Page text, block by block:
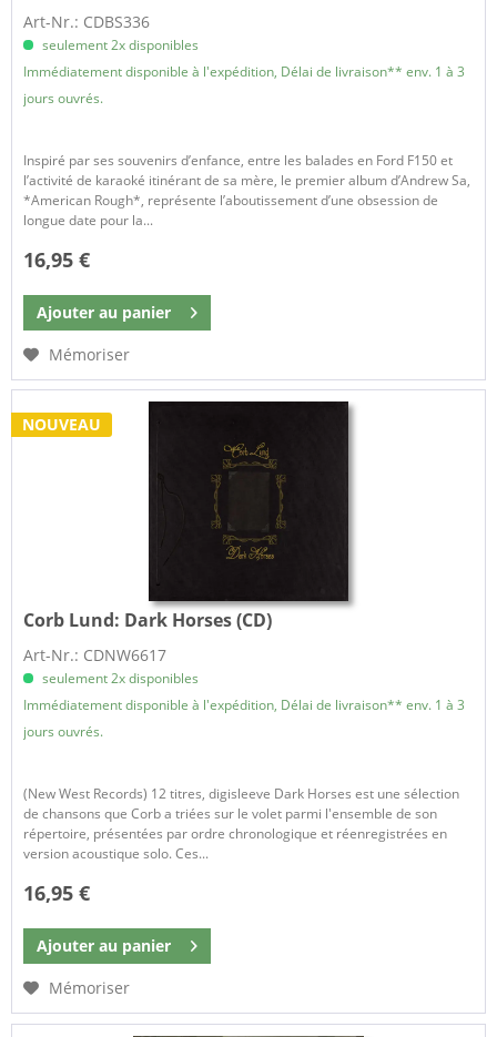
Art-Nr.: CDBS336
seulement 2x disponibles
Immédiatement disponible à l'expédition, Délai de livraison** env. 1 à 3
jours ouvrés.
Inspiré par ses souvenirs d’enfance, entre les balades en Ford F150 et
l’activité de karaoké itinérant de sa mère, le premier album d’Andrew Sa,
*American Rough*, représente l’aboutissement d’une obsession de
longue date pour la...
16,95 €
Ajouter au panier
Mémoriser
NOUVEAU
Corb Lund: Dark Horses (CD)
Art-Nr.: CDNW6617
seulement 2x disponibles
Immédiatement disponible à l'expédition, Délai de livraison** env. 1 à 3
jours ouvrés.
(New West Records) 12 titres, digisleeve Dark Horses est une sélection
de chansons que Corb a triées sur le volet parmi l'ensemble de son
répertoire, présentées par ordre chronologique et réenregistrées en
version acoustique solo. Ces...
16,95 €
Ajouter au panier
Mémoriser